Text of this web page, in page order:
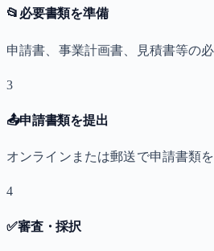
📂 必要書類を準備
申請書、事業計画書、見積書等の
3
📤申請書類を提出
オンラインまたは郵送で申請書類を
4
✅審査・採択